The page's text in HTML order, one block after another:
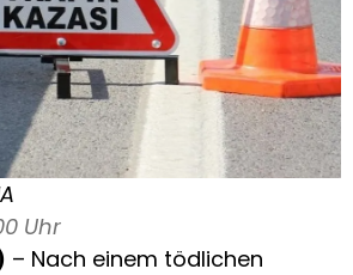
Uhr
– Nach einem tödlichen